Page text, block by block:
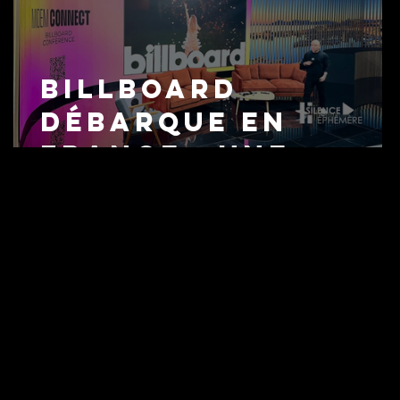
Billboard
débarque en
France : une